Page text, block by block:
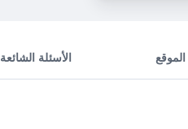
الموقع الأسئلة الشائعة